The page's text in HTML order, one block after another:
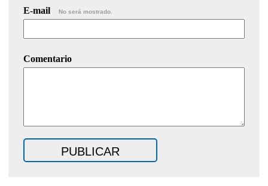
E-mail No será mostrado.
Comentario